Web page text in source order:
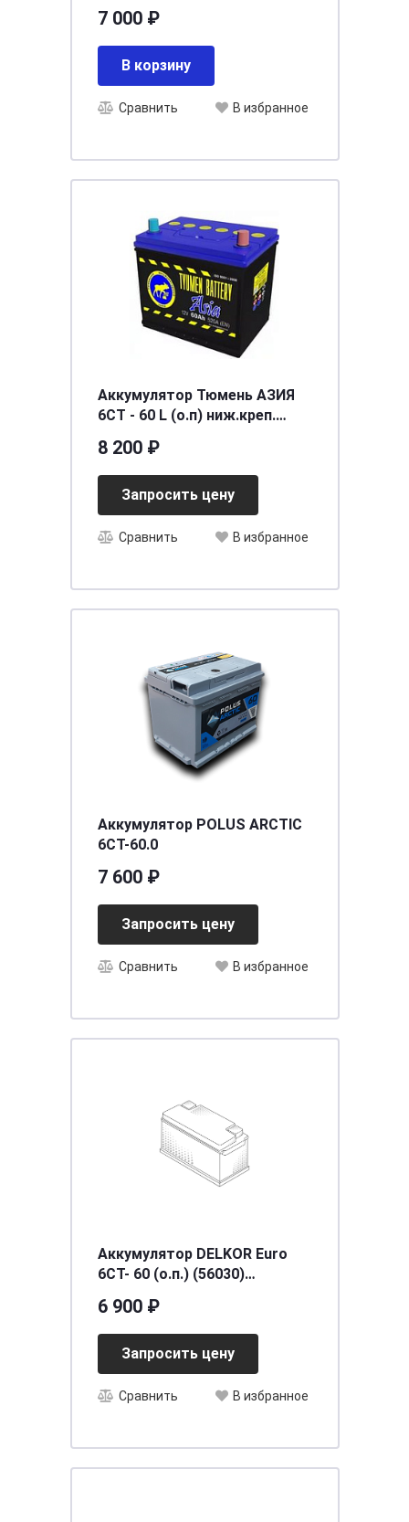
[L2]
7 000 ₽
В корзину
Сравнить В избранное
Аккумулятор Тюмень АЗИЯ
6СТ - 60 L (о.п) ниж.креп.
8 200 ₽
Запросить цену
Сравнить В избранное
Аккумулятор POLUS ARCTIC
6CT-60.0
7 600 ₽
Запросить цену
Сравнить В избранное
Аккумулятор DELKOR Euro
6СТ- 60 (о.п.) (56030)
6 900 ₽
Запросить цену
Сравнить В избранное